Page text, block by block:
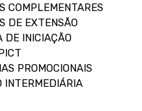
COMPLEMENTARES
DE EXTENSÃO
DE INICIAÇÃO
PROMOCIONAIS
INTERMEDIÁRIA